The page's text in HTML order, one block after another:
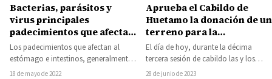
Bacterias, parásitos y
virus principales
padecimientos que afectan
al estómago: SSM
Los padecimientos que afectan al
estómago e intestinos, generalmente
son ocasionadas por bacterias,
18 de mayo de 2022
Aprueba el Cabildo de
Huetamo la donación de un
terreno para la
construcción del Centro
Integral de Salud Mental y
Adicciones
El día de hoy, durante la décima
tercera sesión de cabildo las y los
miembros del cuerpo colegiado…
28 de junio de 2023